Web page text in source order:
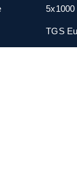
5x1000
TGS